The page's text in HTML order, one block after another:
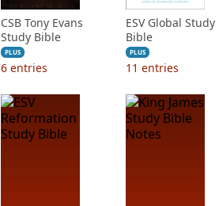
CSB Tony Evans
Study Bible
PLUS
6 entries
ESV Global Study
Bible
PLUS
11 entries